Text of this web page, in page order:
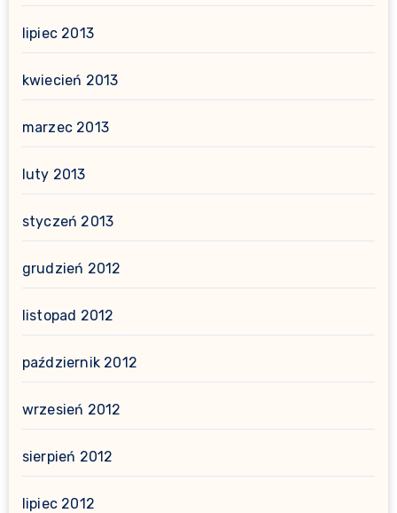
lipiec 2013
kwiecień 2013
marzec 2013
luty 2013
styczeń 2013
grudzień 2012
listopad 2012
październik 2012
wrzesień 2012
sierpień 2012
lipiec 2012